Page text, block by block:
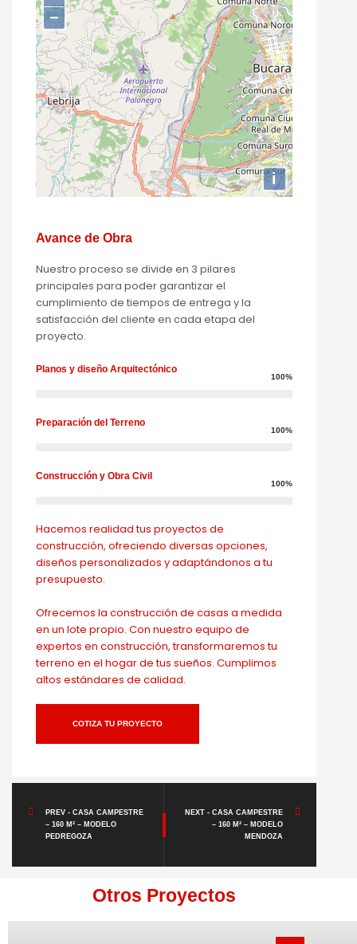
−
i
Avance de Obra
Nuestro proceso se divide en 3 pilares
principales para poder garantizar el
cumplimiento de tiempos de entrega y la
satisfacción del cliente en cada etapa del
proyecto.
Planos y diseño Arquitectónico
100%
Preparación del Terreno
100%
Construcción y Obra Civil
100%
Hacemos realidad tus proyectos de
construcción, ofreciendo diversas opciones,
diseños personalizados y adaptándonos a tu
presupuesto.
Ofrecemos la construcción de casas a medida
en un lote propio. Con nuestro equipo de
expertos en construcción, transformaremos tu
terreno en el hogar de tus sueños. Cumplimos
altos estándares de calidad.
COTIZA TU PROYECTO
PREV - CASA CAMPESTRE
– 160 M² – MODELO
PEDREGOZA
NEXT - CASA CAMPESTRE
– 160 M² – MODELO
MENDOZA
Otros Proyectos